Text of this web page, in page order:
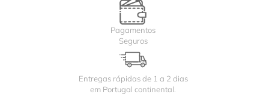
Pagamentos
Seguros
Entregas rápidas de 1 a 2 dias
em Portugal continental.